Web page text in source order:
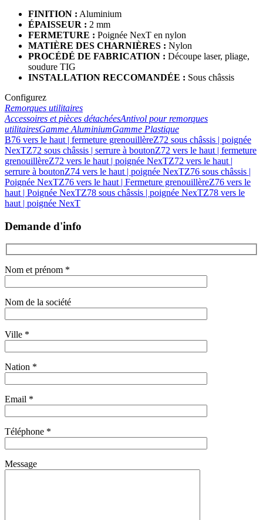
FINITION : Aluminium
ÉPAISSEUR : 2 mm
FERMETURE : Poignée NexT en nylon
MATIÈRE DES CHARNIÈRES : Nylon
PROCÉDÉ DE FABRICATION : Découpe laser, pliage,
soudure TIG
INSTALLATION RECCOMANDÉE : Sous châssis
Configurez
Remorques utilitaires
Accessoires et pièces détachéesAntivol pour remorques
utilitairesGamme AluminiumGamme Plastique
B76 vers le haut | fermeture grenouillèreZ72 sous châssis | poignée
NexTZ72 sous châssis | serrure à boutonZ72 vers le haut | fermeture
grenouillèreZ72 vers le haut | poignée NexTZ72 vers le haut |
serrure à boutonZ74 vers le haut | poignée NexTZ76 sous châssis |
Poignée NexTZ76 vers le haut | Fermeture grenouillèreZ76 vers le
haut | Poignée NexTZ78 sous châssis | poignée NexTZ78 vers le
haut | poignée NexT
Demande d'info
Nom et prénom *
Nom de la société
Ville *
Nation *
Email *
Téléphone *
Message